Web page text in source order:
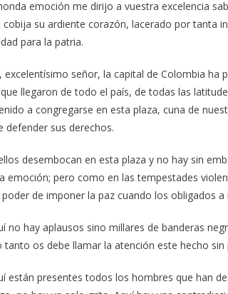
emoción me dirijo a vuestra excelencia
su ardiente corazón, lacerado por tanta
para la patria.
excelentísimo señor, la capital de Colombia
llegaron de todo el país, de todas las
a congregarse en esta plaza, cuna de
defender sus derechos.
desembocan en esta plaza y no hay sin
emoción; pero como en las tempestades
de imponer la paz cuando los obligados
no hay aplausos sino millares de banderas
tanto os debe llamar la atención este hecho
están presentes todos los hombres que han